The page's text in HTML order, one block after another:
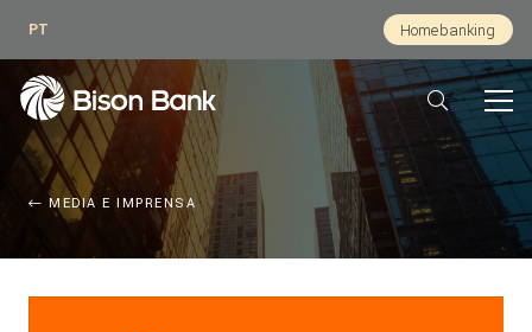
PT Homebanking
MEDIA E IMPRENSA